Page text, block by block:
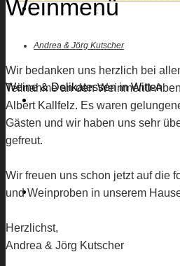
Weine & Delikatessen in Witten
KUTSCHERS
DEKO
GALERIE
Weinmenü
Andrea & Jörg Kutscher
Wir bedanken uns herzlich bei
Teilnahme an den Weinmenü-
Albert Kallfelz. Es waren
Gästen und wir haben uns sehr
gefreut.
Wir freuen uns schon jetzt auf die
und Weinproben in unserem
Herzlichst,
Andrea & Jörg Kutscher